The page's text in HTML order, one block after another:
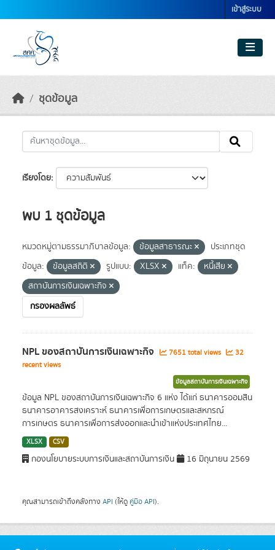
เข้าสู่ระบบ
ชุดข้อมูล
เรียงโดย
พบ 1 ชุดข้อมูล
หมวดหมู่ตามธรรมาภิบาลข้อมูล: ข้อมูลสาธารณะ
ประเภทชุด
ข้อมูล:
ข้อมูลสถิติ รูปแบบ: XLSX แท็ค:
หนี้เสีย
สถาบันการเงินเฉพาะกิจ
กรองผลลัพธ์
NPL ของสถาบันการเงินเฉพาะกิจ 7651 total views
32
recent views
ข้อมูลสถาบันการเงินเฉพาะกิจ
ข้อมูล NPL ของสถาบันการเงินเฉพาะกิจ 6 แห่ง ได้แก่ ธนาคารออมสิน
ธนาคารอาคารสงเคราะห์ ธนาคารเพื่อการเกษตรและสหกรณ์
การเกษตร ธนาคารเพื่อการส่งออกและนำเข้าแห่งประเทศไทย...
XLSX CSV
กองนโยบายระบบการเงินและสถาบันการเงิน 16 มิถุนายน 2569
คุณสามารถเข้าถึงคลังทาง API (ให้ดู คู่มือ API).